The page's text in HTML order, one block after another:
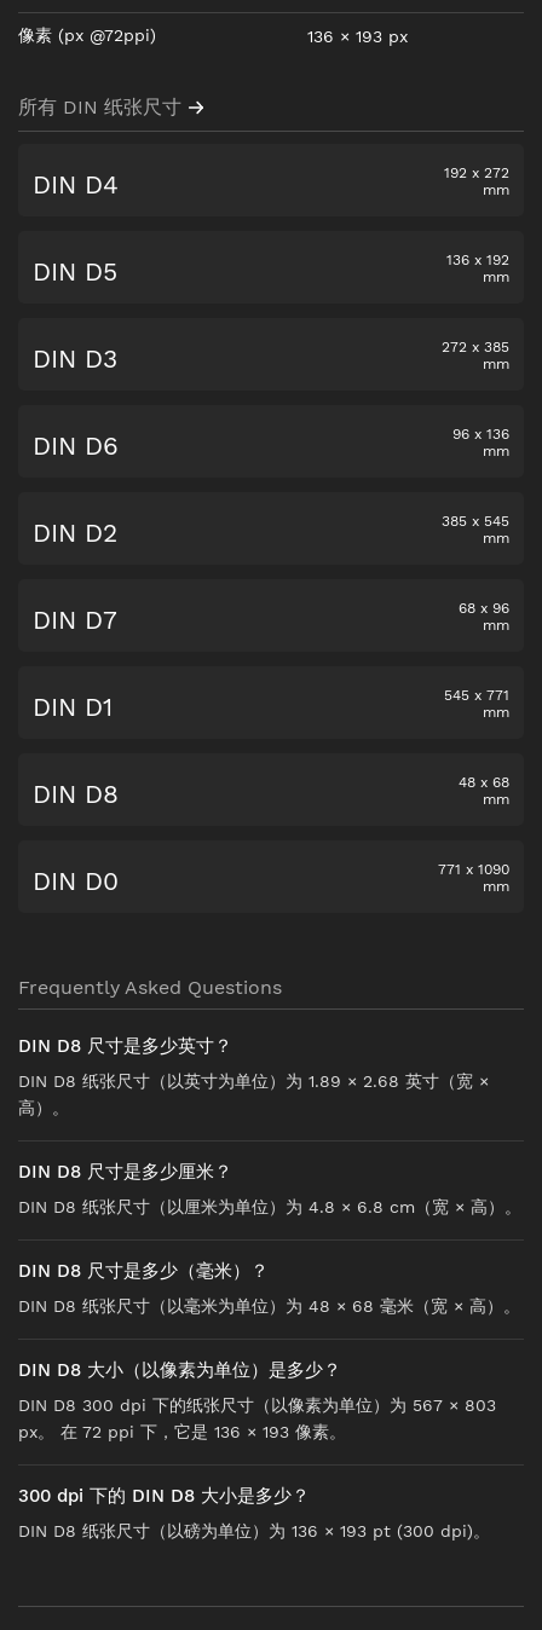
像素 (px @72ppi) 136 × 193 px
所有 DIN 纸张尺寸
DIN D4 192 x 272
mm
DIN D5 136 x 192
mm
DIN D3 272 x 385
mm
DIN D6 96 x 136
mm
DIN D2 385 x 545
mm
DIN D7 68 x 96
mm
DIN D1 545 x 771
mm
DIN D8 48 x 68
mm
DIN D0 771 x 1090
mm
Frequently Asked Questions
DIN D8 尺寸是多少英寸？
DIN D8 纸张尺寸（以英寸为单位）为 1.89 × 2.68 英寸（宽 ×
高）。
DIN D8 尺寸是多少厘米？
DIN D8 纸张尺寸（以厘米为单位）为 4.8 × 6.8 cm（宽 × 高）。
DIN D8 尺寸是多少（毫米）？
DIN D8 纸张尺寸（以毫米为单位）为 48 × 68 毫米（宽 × 高）。
DIN D8 大小（以像素为单位）是多少？
DIN D8 300 dpi 下的纸张尺寸（以像素为单位）为 567 × 803
px。 在 72 ppi 下，它是 136 × 193 像素。
300 dpi 下的 DIN D8 大小是多少？
DIN D8 纸张尺寸（以磅为单位）为 136 × 193 pt (300 dpi)。